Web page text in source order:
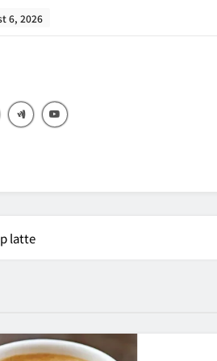
6, 2026
latte